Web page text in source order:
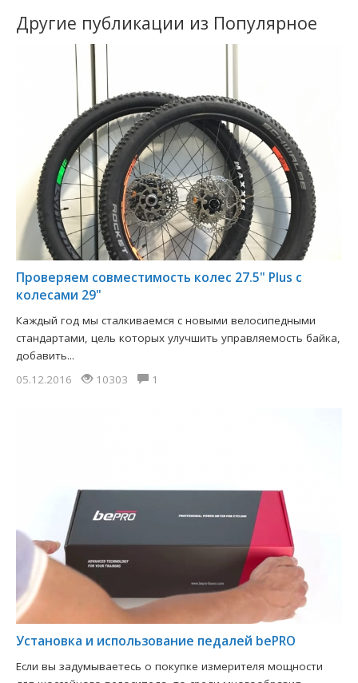
Другие публикации из Популярное
Проверяем совместимость колес 27.5" Plus c
колесами 29"
Каждый год мы сталкиваемся с новыми велосипедными
стандартами, цель которых улучшить управляемость байка,
добавить...
05.12.2016
10303 1
Установка и использование педалей bePRO
Если вы задумываетесь о покупке измерителя мощности